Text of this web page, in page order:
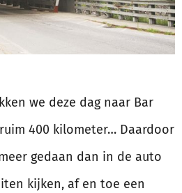
we deze dag naar Bar
400 kilometer… Daardoor
gedaan dan in de auto
kijken, af en toe een